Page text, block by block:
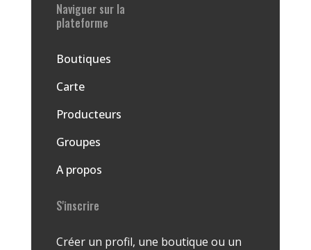
Naviguer sur la
plateforme
Boutiques
Carte
Producteurs
Groupes
A propos
S'inscrire
Créer un profil, une boutique ou un